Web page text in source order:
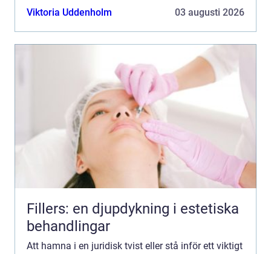
en advokat Helsingborg blir därför valet av byr...
Viktoria Uddenholm 03 augusti 2026
Fillers: en djupdykning i estetiska
behandlingar
Att hamna i en juridisk tvist eller stå inför ett viktigt